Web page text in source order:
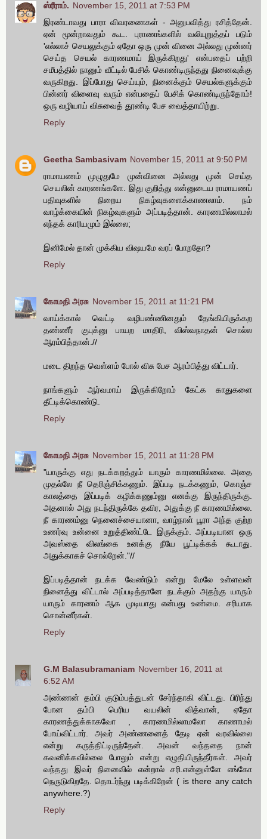
ஸ்ரீராம். November 15, 2011 at 7:53 PM
இரண்டாவது பாரா விவரணைகள் - அனுபவித்து ரசித்தேன்.
ஏன் மூன்றாவதும் கூட. புராணங்களில் வலியுறுத்தப் படும்
'எல்லாச் செயலுக்கும் ஏதோ ஒரு முன் வினை அல்லது முன்னர்
செய்த செயல் காரணமாய் இருக்கிறது' என்பதைப் பற்றி
சமீபத்தில் நானும் வீட்டில் பேசிக் கொண்டிருந்தது நினைவுக்கு
வருகிறது. இப்போது செய்யும், நினைக்கும் செயல்களுக்கும்
பின்னர் விளைவு வரும் என்பதைப் பேசிக் கொண்டிருந்தோம்!
ஒரு வழியாய் விசுவைத் தூண்டி பேச வைத்தாயிற்று.
Reply
Geetha Sambasivam November 15, 2011 at 9:50 PM
ராமாயணம் முழுதுமே முன்வினை அல்லது முன் செய்த
செயலின் காரணங்களே. இது குறித்து என்னுடைய ராமாயணப்
பதிவுகளில் நிறைய நிகழ்வுகளைக்காணலாம். நம்
வாழ்க்கையின் நிகழ்வுகளும் அப்படித்தான். காரணமில்லாமல்
எந்தக் காரியமும் இல்லை;
இனிமேல் தான் முக்கிய விஷயமே வரப் போறதோ?
Reply
கோமதி அரசு November 15, 2011 at 11:21 PM
வாய்க்கால் வெட்டி வழிபண்ணினதும் தேங்கியிருக்கற
தண்ணீர் குபுக்னு பாயற மாதிரி, விஸ்வநாதன் சொல்ல
ஆரம்பித்தான்.//
மடை திறந்த வெள்ளம் போல் விசு பேச ஆரம்பித்து விட்டார்.
நாங்களும் ஆர்வமாய் இருக்கிறோம் கேட்க காதுகளை
தீட்டிக்கொண்டு.
Reply
கோமதி அரசு November 15, 2011 at 11:28 PM
"யாருக்கு எது நடக்கறத்தும் யாரும் காரணமில்லை. அதை
முதல்லே நீ தெரிஞ்சிக்கணும். இப்படி நடக்கணும், கொஞ்ச
காலத்தை இப்படிக் கழிக்கணும்னு எனக்கு இருந்திருக்கு.
அதனால் அது நடந்திருக்கே தவிர, அதுக்கு நீ காரணமில்லை.
நீ காரணம்னு நெனைச்சையானா, வாழ்நாள் பூரா அந்த குற்ற
உணர்வு உன்னை உறுத்திண்ட்டே இருக்கும். அப்படியான ஒரு
அவஸ்தை விலங்கை உனக்கு நீயே பூட்டிக்கக் கூடாது.
அதுக்காகச் சொல்றேன்."//
இப்படித்தான் நடக்க வேண்டும் என்று மேலே உள்ளவன்
நினைத்து விட்டால் அப்படித்தானே நடக்கும் அதற்கு யாரும்
யாரும் காரணம் ஆக முடியாது என்பது உண்மை. சரியாக
சொன்னீர்கள்.
Reply
G.M Balasubramaniam November 16, 2011 at
6:52 AM
அண்ணன் தம்பி குடும்பத்துடன் சேர்ந்தாகி விட்டது. பிரிந்து
போன தம்பி பெரிய வயலின் வித்வான், ஏதோ
காரணத்துக்காகவோ , காரணமில்லாமலோ காணாமல்
போய்விட்டார். அவர் அண்ணனைத் தேடி ஏன் வரவில்லை
என்று கருத்திட்டிருந்தேன். அவன் வந்ததை நான்
கவனிக்கவில்லை போலும் என்று எழுதியிருந்தீர்கள். அவர்
வந்தது இவர் நினைவில் என்றால் சரி.என்னுள்ளே எங்கோ
நெருடுகிறதே. தொடர்ந்து படிக்கிறேன் ( is there any catch
anywhere.?)
Reply